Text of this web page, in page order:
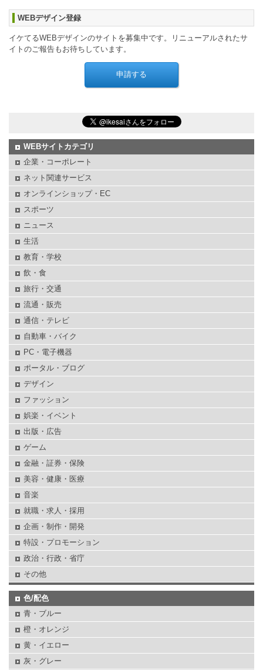
WEBデザイン登録
イケてるWEBデザインのサイトを募集中です。リニューアルされたサ
イトのご報告もお待ちしています。
WEBサイトカテゴリ
企業・コーポレート
ネット関連サービス
オンラインショップ・EC
スポーツ
ニュース
生活
教育・学校
飲・食
旅行・交通
流通・販売
通信・テレビ
自動車・バイク
PC・電子機器
ポータル・ブログ
デザイン
ファッション
娯楽・イベント
出版・広告
ゲーム
金融・証券・保険
美容・健康・医療
音楽
就職・求人・採用
企画・制作・開発
特設・プロモーション
政治・行政・省庁
その他
色/配色
青・ブルー
橙・オレンジ
黄・イエロー
灰・グレー